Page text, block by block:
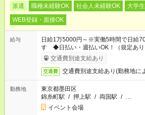
派遣 職種未経験OK 社会人未経験OK 大学
WEB登録・面接OK
給与
日給1万5000円～※実働5時間で日給
す ◆日払い・週払いOK！（規定あり
異なります
交通費別途支給あり
交通費 交通費別途支給あり(勤務地に
勤務地
東京都墨田区
錦糸町駅 / 押上駅 / 両国駅 / …
イベント会場